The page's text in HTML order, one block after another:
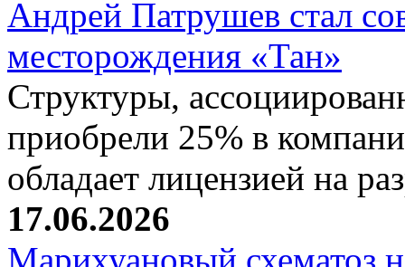
Андрей Патрушев стал
месторождения «Тан»
Структуры,
приобрели 25% в
обладает лицензией на
17.06.2026
Марихуановый схематоз